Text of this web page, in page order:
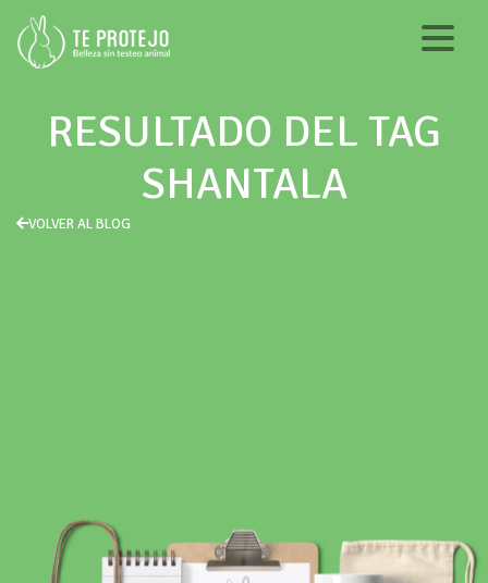
RESULTADO DEL TAG
SHANTALA
VOLVER AL BLOG